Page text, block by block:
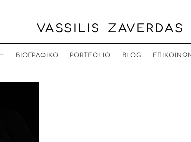
VASSILIS ZAVERDAS
ΒΙΟΓΡΑΦΙΚΟ PORTFOLIO BLOG